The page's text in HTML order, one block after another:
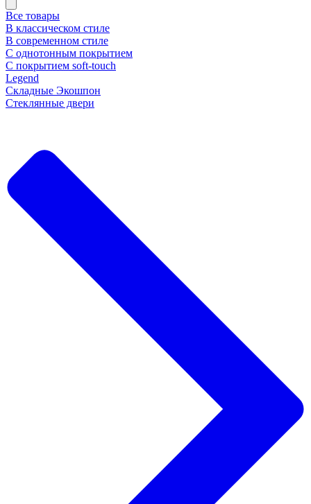
Все товары
В классическом стиле
В современном стиле
С однотонным покрытием
С покрытием soft-touch
Legend
Складные Экошпон
Стеклянные двери